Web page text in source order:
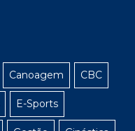
Canoagem CBC
E-Sports